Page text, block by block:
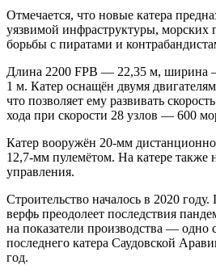
Отмечается, что новые катера
уязвимой инфраструктуры, морских
борьбы с пиратами и
Длина 2200 FPB — 22,35 м, ширина
1 м. Катер оснащён двумя
что позволяет ему развивать
хода при скорости 28 узлов — 600
Катер вооружён 20-мм
12,7-мм пулемётом. На катере также
управления.
Строительство началось в 2020
верфь преодолеет последствия
на показатели производства — одно
последнего катера Саудовской
год.